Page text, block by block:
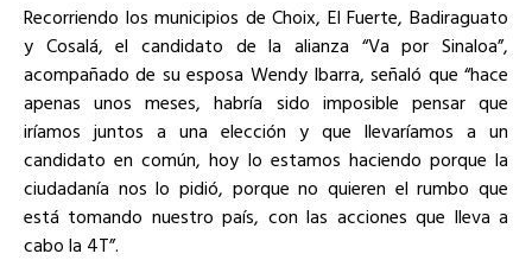
Recorriendo los municipios de Choix, El Fuerte, Badiraguato
y Cosalá, el candidato de la alianza “Va por Sinaloa”,
acompañado de su esposa Wendy Ibarra, señaló que “hace
apenas unos meses, habría sido imposible pensar que
iríamos juntos a una elección y que llevaríamos a un
candidato en común, hoy lo estamos haciendo porque la
ciudadanía nos lo pidió, porque no quieren el rumbo que
está tomando nuestro país, con las acciones que lleva a
cabo la 4T”.